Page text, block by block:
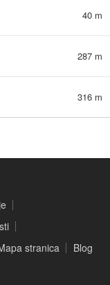
40 m
287 m
316 m
stranica Blog